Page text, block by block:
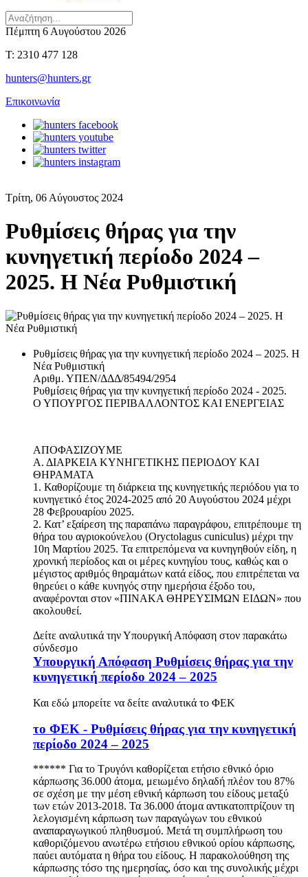
Πέμπτη 6 Αυγούστου 2026
T: 2310 477 128
hunters@hunters.gr
Επικοινωνία
Τρίτη, 06 Αύγουστος 2024
Ρυθμίσεις θήρας για την
κυνηγετική περίοδο 2024 –
2025. Η Νέα Ρυθμιστική
Ρυθμίσεις θήρας για την κυνηγετική περίοδο 2024 – 2025. Η
Νέα Ρυθμιστική
Αριθμ. ΥΠΕΝ/ΔΔΔ/85494/2954
Ρυθμίσεις θήρας για την κυνηγετική περίοδο 2024 - 2025.
Ο ΥΠΟΥΡΓΟΣ ΠΕΡΙΒΑΛΛΟΝΤΟΣ ΚΑΙ ΕΝΕΡΓΕΙΑΣ
ΑΠΟΦΑΣΙΖΟΥΜΕ
Α. ΔΙΑΡΚΕΙΑ ΚΥΝΗΓΕΤΙΚΗΣ ΠΕΡΙΟΔΟΥ ΚΑΙ
ΘΗΡΑΜΑΤΑ
1. Καθορίζουμε τη διάρκεια της κυνηγετικής περιόδου για το
κυνηγετικό έτος 2024-2025 από 20 Αυγούστου 2024 μέχρι
28 Φεβρουαρίου 2025.
2. Κατ’ εξαίρεση της παραπάνω παραγράφου, επιτρέπουμε τη
θήρα του αγριοκούνελου (Oryctolagus cuniculus) μέχρι την
10η Μαρτίου 2025. Τα επιτρεπόμενα να κυνηγηθούν είδη, η
χρονική περίοδος και οι μέρες κυνηγίου τους, καθώς και ο
μέγιστος αριθμός θηραμάτων κατά είδος, που επιτρέπεται να
θηρεύει ο κάθε κυνηγός στην ημερήσια έξοδο του,
αναφέρονται στον «ΠΙΝΑΚΑ ΘΗΡΕΥΣΙΜΩΝ ΕΙΔΩΝ» που
ακολουθεί.
Δείτε αναλυτικά την Υπουργική Απόφαση στον παρακάτω
σύνδεσμο
Υπουργική Απόφαση Ρυθμίσεις θήρας για την
κυνηγετική περίοδο 2024 – 2025
Και εδώ μπορείτε να δείτε αναλυτικά το ΦΕΚ
το ΦΕΚ - Ρυθμίσεις θήρας για την κυνηγετική
περίοδο 2024 – 2025
****** Για το Τρυγόνι καθορίζεται ετήσιο εθνικό όριο
κάρπωσης 36.000 άτομα, μειωμένο δηλαδή πλέον του 87%
σε σχέση με την μέση εθνική κάρπωση του είδους μεταξύ
των ετών 2013-2018. Τα 36.000 άτομα αντικατοπτρίζουν τη
λελογισμένη κάρπωση των παραγώγων του εθνικού
αναπαραγωγικού πληθυσμού. Μετά τη συμπλήρωση του
καθοριζόμενου ανωτέρω ετήσιου εθνικού ορίου κάρπωσης,
παύει αυτόματα η θήρα του είδους. Η παρακολούθηση της
κάρπωσης τόσο της ημερησίας, όσο και της συνολικής μέχρι